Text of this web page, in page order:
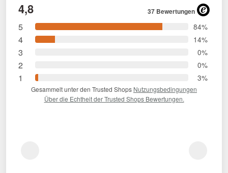
4,8 37 Bewertungen
5 84%
4 14%
3 0%
2 0%
1 3%
Gesammelt unter den Trusted Shops Nutzungsbedingungen
Über die Echtheit der Trusted Shops Bewertungen.